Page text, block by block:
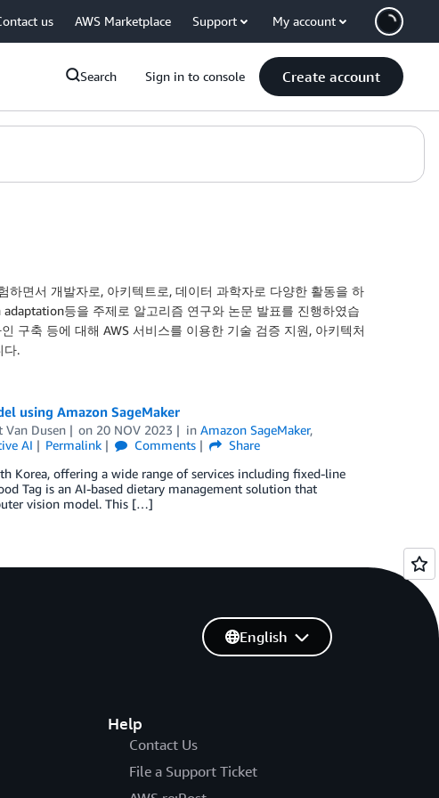
us AWS Marketplace Support My account
Search Sign in to console Create account
면서 개발자로, 아키텍트로, 데이터 과학자로 다양한 활동을 하
등을 주제로 알고리즘 연구와 논문 발표를 진행하였습
구축 등에 대해 AWS 서비스를 이용한 기술 검증 지원, 아키텍처
다.
using Amazon SageMaker
Van Dusen on 20 NOV 2023 inAmazon SageMaker,
AI Permalink Comments
Share
Korea, offering a wide range of services including fixed-line
Tag is an AI-based dietary management solution that
vision model. This […]
Help
Contact Us
File a Support Ticket
English